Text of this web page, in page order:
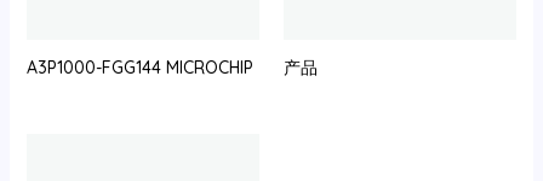
A3P1000-FGG144 MICROCHIP 产品